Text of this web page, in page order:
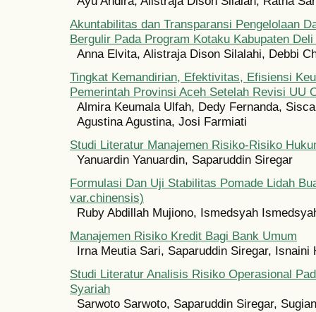
Akuntabilitas dan Transparansi Pengelolaan
Bergulir Pada Program Kotaku Kabupaten
Anna Elvita, Alistraja Dison Silalahi, Debbi
Tingkat Kemandirian, Efektivitas, Efisiensi
Pemerintah Provinsi Aceh Setelah Revisi UU
Almira Keumala Ulfah, Dedy Fernanda,
Agustina Agustina, Josi Farmiati
Studi Literatur Manajemen Risiko-Risiko
Yanuardin Yanuardin, Saparuddin Siregar
Formulasi Dan Uji Stabilitas Pomade Lidah
var.chinensis)
Ruby Abdillah Mujiono, Ismedsyah
Manajemen Risiko Kredit Bagi Bank Umum
Irna Meutia Sari, Saparuddin Siregar, Isnaini
Studi Literatur Analisis Risiko Operasional
Syariah
Sarwoto Sarwoto, Saparuddin Siregar,